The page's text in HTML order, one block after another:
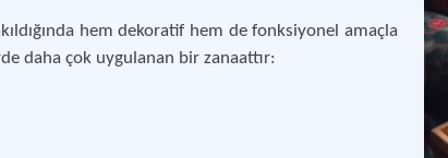
hem dekoratif hem de fonksiyonel amaçla
daha çok uygulanan bir zanaattır: